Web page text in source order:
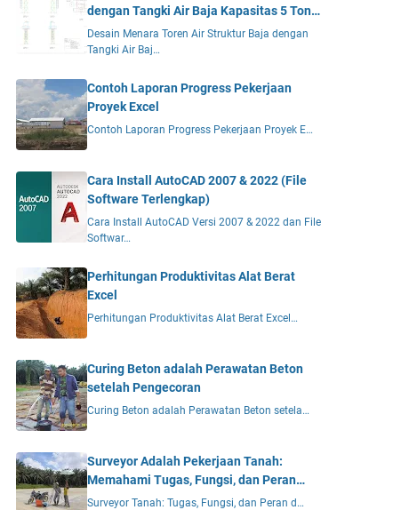
dengan Tangki Air Baja Kapasitas 5 Ton
DWG
Desain Menara Toren Air Struktur Baja dengan
Tangki Air Baj…
Contoh Laporan Progress Pekerjaan
Proyek Excel
Contoh Laporan Progress Pekerjaan Proyek E…
Cara Install AutoCAD 2007 & 2022 (File
Software Terlengkap)
Cara Install AutoCAD Versi 2007 & 2022 dan File
Softwar…
Perhitungan Produktivitas Alat Berat
Excel
Perhitungan Produktivitas Alat Berat Excel…
Curing Beton adalah Perawatan Beton
setelah Pengecoran
Curing Beton adalah Perawatan Beton setela…
Surveyor Adalah Pekerjaan Tanah:
Memahami Tugas, Fungsi, dan Peran
Vital dalam Proyek Konstruksi
Surveyor Tanah: Tugas, Fungsi, dan Peran d…